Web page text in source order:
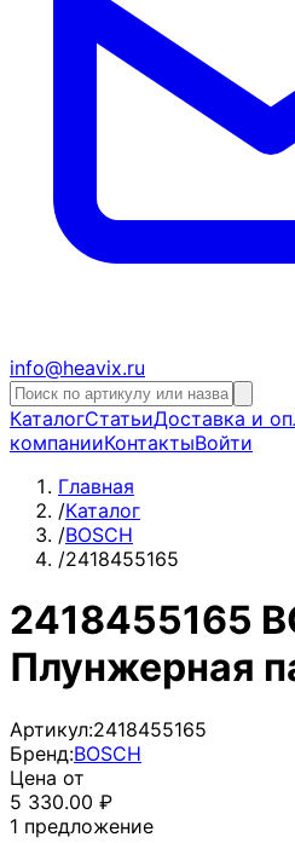
info@heavix.ru
КаталогСтатьиДоставка и
компанииКонтактыВойти
Главная
/Каталог
/BOSCH
/2418455165
2418455165
Плунжерная
Артикул:2418455165
Бренд:BOSCH
Цена от
5 330.00 ₽
1 предложение